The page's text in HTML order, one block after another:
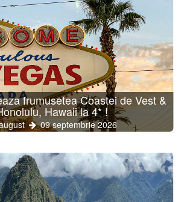
frumusetea Coastei de Vest &
Hawaii la 4* !
09 septembrie 2026